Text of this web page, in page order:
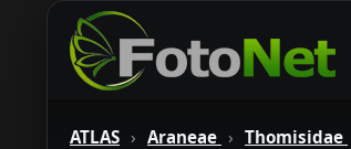
ATLAS › Araneae › Thomisidae